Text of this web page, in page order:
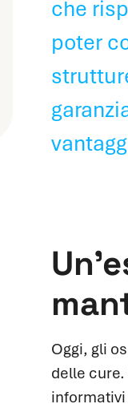
che
poter
Oggi, gli
delle